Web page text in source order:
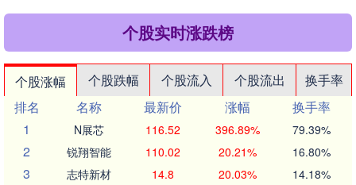
个股实时涨跌榜
个股涨幅 个股跌幅 个股流入 个股流出
换手率
排名
名称 最新价 涨幅
换手率
1
N展芯 116.52 396.89% 79.39%
2 锐翔智能 110.02 20.21% 16.80%
3 志特新材 14.8 20.03% 14.18%